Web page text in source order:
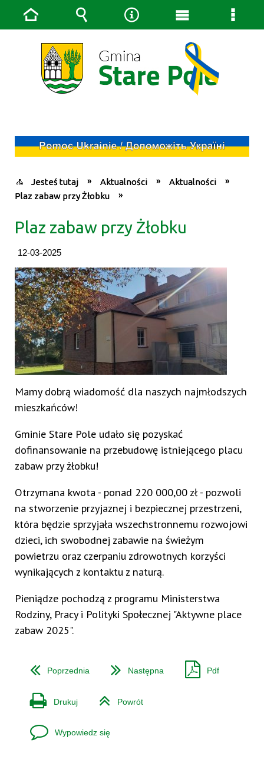
Jesteś tutaj Aktualności
Aktualności
Plaz zabaw przy Żłobku
Plaz zabaw przy Żłobku
12-03-2025
Mamy dobrą wiadomość dla naszych najmłodszych
mieszkańców!
Gminie Stare Pole udało się pozyskać
dofinansowanie na przebudowę istniejącego placu
zabaw przy żłobku!
Otrzymana kwota - ponad 220 000,00 zł - pozwoli
na stworzenie przyjaznej i bezpiecznej przestrzeni,
która będzie sprzyjała wszechstronnemu rozwojowi
dzieci, ich swobodnej zabawie na świeżym
powietrzu oraz czerpaniu zdrowotnych korzyści
wynikających z kontaktu z naturą.
Pieniądze pochodzą z programu Ministerstwa
Rodziny, Pracy i Polityki Społecznej "Aktywne place
zabaw 2025".
Poprzednia Następna Pdf
Drukuj Powrót
Wypowiedz się
Strona
główna
Wyszukiwarka
NarzędziaMenu
główne
Menu